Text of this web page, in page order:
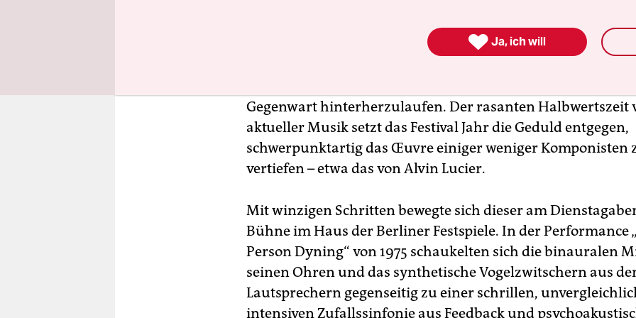
wissenschaftlichem Experiment: Sie forschen nach dem
der Wirkung von Klang und nutzen die natürliche
Gegenwart hinterherzulaufen. Der rasanten Halbwertszeit
aktueller Musik setzt das Festival Jahr die Geduld entgegen,
schwerpunktartig das Œuvre einiger weniger Komponisten
vertiefen – etwa das von Alvin Lucier.
Mit winzigen Schritten bewegte sich dieser am
Bühne im Haus der Berliner Festspiele. In der Performance
Person Dyning“ von 1975 schaukelten sich die binauralen
seinen Ohren und das synthetische Vogelzwitschern aus
Lautsprechern gegenseitig zu einer schrillen,
intensiven Zufallssinfonie aus Feedback und
 Ja, ich will